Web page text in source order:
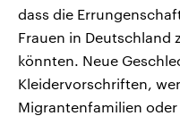
dass die
Frauen in Deutschland
könnten. Neue
Kleidervorschriften,
Migrantenfamilien